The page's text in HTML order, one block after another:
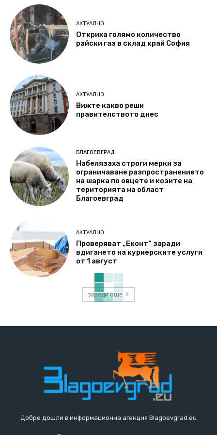
АКТУАЛНО
Откриха голямо количество
райски газ в склад край София
АКТУАЛНО
Вижте какво реши
правителството днес
БЛАГОЕВГРАД
Набелязаха строги мерки за
ограничаване разпространението
на шарка по овцете и козите на
територията на област
Благоевград
АКТУАЛНО
Проверяват „Еконт“ заради
вдигането на куриерските услуги
от 1 август
зареди още
Добре дошли в информационна агенция Blagoevgrad.eu